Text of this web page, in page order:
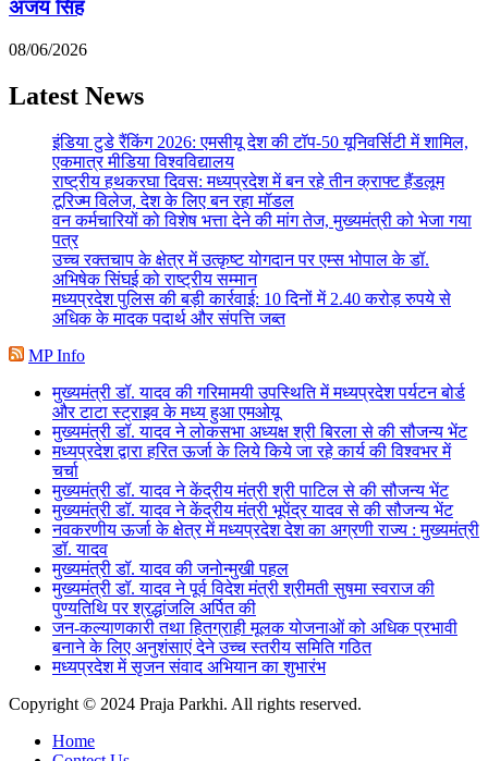
अजय सिंह
08/06/2026
Latest News
इंडिया टुडे रैंकिंग 2026: एमसीयू देश की टॉप-50 यूनिवर्सिटी में शामिल,
एकमात्र मीडिया विश्वविद्यालय
राष्ट्रीय हथकरघा दिवस: मध्यप्रदेश में बन रहे तीन क्राफ्ट हैंडलूम
टूरिज्म विलेज, देश के लिए बन रहा मॉडल
वन कर्मचारियों को विशेष भत्ता देने की मांग तेज, मुख्यमंत्री को भेजा गया
पत्र
उच्च रक्तचाप के क्षेत्र में उत्कृष्ट योगदान पर एम्स भोपाल के डॉ.
अभिषेक सिंघई को राष्ट्रीय सम्मान
मध्यप्रदेश पुलिस की बड़ी कार्रवाई: 10 दिनों में 2.40 करोड़ रुपये से
अधिक के मादक पदार्थ और संपत्ति जब्त
MP Info
मुख्यमंत्री डॉ. यादव की गरिमामयी उपस्थिति में मध्यप्रदेश पर्यटन बोर्ड
और टाटा स्ट्राइव के मध्य हुआ एमओयू
मुख्यमंत्री डॉ. यादव ने लोकसभा अध्यक्ष श्री बिरला से की सौजन्य भेंट
मध्यप्रदेश द्वारा हरित ऊर्जा के लिये किये जा रहे कार्य की विश्वभर में
चर्चा
मुख्यमंत्री डॉ. यादव ने केंद्रीय मंत्री श्री पाटिल से की सौजन्य भेंट
मुख्यमंत्री डॉ. यादव ने केंद्रीय मंत्री भूपेंद्र यादव से की सौजन्य भेंट
नवकरणीय ऊर्जा के क्षेत्र में मध्यप्रदेश देश का अग्रणी राज्य : मुख्यमंत्री
डॉ. यादव
मुख्यमंत्री डॉ. यादव की जनोन्मुखी पहल
मुख्यमंत्री डॉ. यादव ने पूर्व विदेश मंत्री श्रीमती सुषमा स्वराज की
पुण्यतिथि पर श्रद्धांजलि अर्पित की
जन-कल्याणकारी तथा हितग्राही मूलक योजनाओं को अधिक प्रभावी
बनाने के लिए अनुशंसाएं देने उच्च स्तरीय समिति गठित
मध्यप्रदेश में सृजन संवाद अभियान का शुभारंभ
Copyright © 2024 Praja Parkhi. All rights reserved.
Home